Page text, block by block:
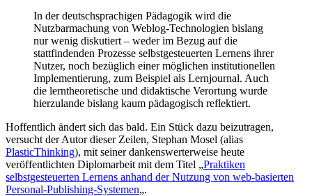
In der deutschsprachigen Pädagogik wird die
Nutzbarmachung von Weblog-Technologien bislang
nur wenig diskutiert – weder im Bezug auf die
stattfindenden Prozesse selbstgesteuerten Lernens ihrer
Nutzer, noch bezüglich einer möglichen institutionellen
Implementierung, zum Beispiel als Lernjournal. Auch
die lerntheoretische und didaktische Verortung wurde
hierzulande bislang kaum pädagogisch reflektiert.
Hoffentlich ändert sich das bald. Ein Stück dazu beizutragen,
versucht der Autor dieser Zeilen, Stephan Mosel (alias
PlasticThinking), mit seiner dankenswerterweise heute
veröffentlichten Diplomarbeit mit dem Titel „Praktiken
selbstgesteuerten Lernens anhand der Nutzung von web-basierten
Personal-Publishing-Systemen„.